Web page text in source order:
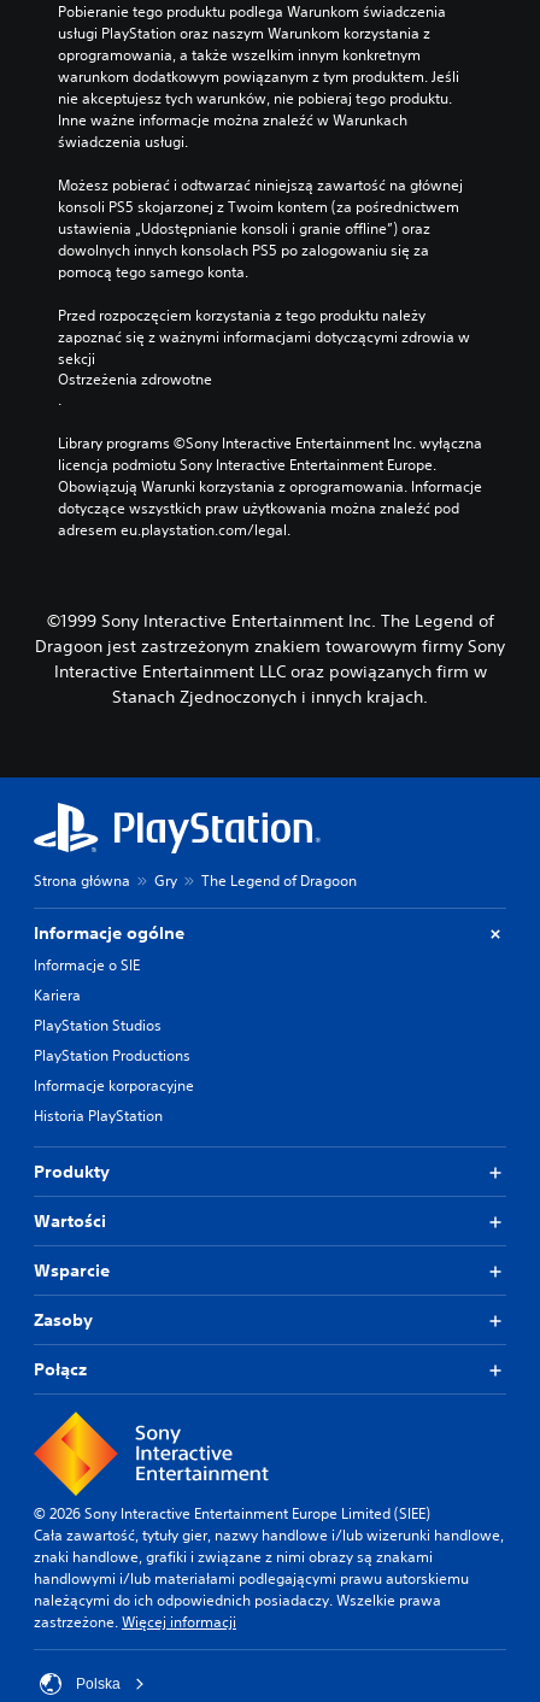
Pobieranie tego produktu podlega Warunkom świadczenia
usługi PlayStation oraz naszym Warunkom korzystania z
oprogramowania, a także wszelkim innym konkretnym
warunkom dodatkowym powiązanym z tym produktem. Jeśli
nie akceptujesz tych warunków, nie pobieraj tego produktu.
Inne ważne informacje można znaleźć w Warunkach
świadczenia usługi.
Możesz pobierać i odtwarzać niniejszą zawartość na głównej
konsoli PS5 skojarzonej z Twoim kontem (za pośrednictwem
ustawienia „Udostępnianie konsoli i granie offline”) oraz
dowolnych innych konsolach PS5 po zalogowaniu się za
pomocą tego samego konta.
Przed rozpoczęciem korzystania z tego produktu należy
zapoznać się z ważnymi informacjami dotyczącymi zdrowia w
sekcji
Ostrzeżenia zdrowotne
.
Library programs ©Sony Interactive Entertainment Inc. wyłączna
licencja podmiotu Sony Interactive Entertainment Europe.
Obowiązują Warunki korzystania z oprogramowania. Informacje
dotyczące wszystkich praw użytkowania można znaleźć pod
adresem eu.playstation.com/legal.
©1999 Sony Interactive Entertainment Inc. The Legend of
Dragoon jest zastrzeżonym znakiem towarowym firmy Sony
Interactive Entertainment LLC oraz powiązanych firm w
Stanach Zjednoczonych i innych krajach.
Strona główna Gry The Legend of Dragoon
Informacje ogólne
Informacje o SIE
Kariera
PlayStation Studios
PlayStation Productions
Informacje korporacyjne
Historia PlayStation
Produkty
Wartości
Wsparcie
Zasoby
Połącz
© 2026 Sony Interactive Entertainment Europe Limited (SIEE)
Cała zawartość, tytuły gier, nazwy handlowe i/lub wizerunki handlowe,
znaki handlowe, grafiki i związane z nimi obrazy są znakami
handlowymi i/lub materiałami podlegającymi prawu autorskiemu
należącymi do ich odpowiednich posiadaczy. Wszelkie prawa
zastrzeżone.Więcej informacji
Polska